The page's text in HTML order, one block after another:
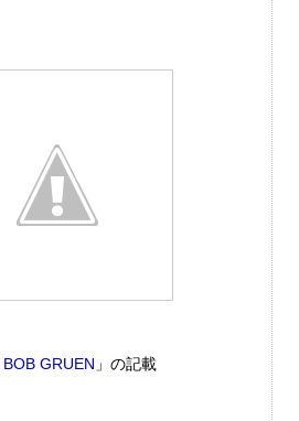
BOB GRUEN 」の記載